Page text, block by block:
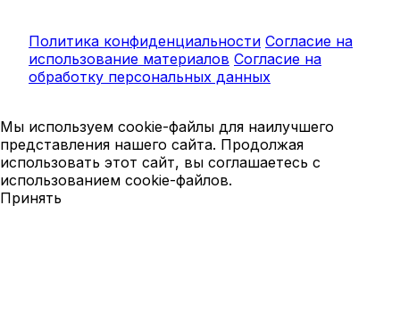
Политика конфиденциальности Согласие на
использование материалов Согласие на
обработку персональных данных
Мы используем cookie-файлы для наилучшего
представления нашего сайта. Продолжая
использовать этот сайт, вы соглашаетесь с
использованием cookie-файлов.
Принять